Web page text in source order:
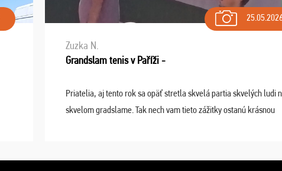
Zuzka N.
Grandslam tenis v Paříži -
Priatelia, aj tento rok sa opäť stretla skvelá partia skvelých ludi
skvelom gradslame. Tak nech vam tieto zážitky ostanú krásnou